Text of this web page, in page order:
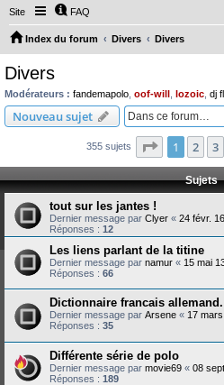
Site FAQ
Index du forum Divers Divers
Divers
Modérateurs : fandemapolo oof-will lozoic dj
Nouveau sujet
355 sujets Page 1sur8
1 2 3
Sujets
tout sur les jantes !
Dernier message par Clyer « 24 févr.
Réponses : 12
Les liens parlant de la titine
Dernier message par namur « 15 mai
Réponses : 66
Dictionnaire francais allemand.
Dernier message par Arsene « 17
Réponses : 35
Différente série de polo
Dernier message par movie69 « 08
Réponses : 189